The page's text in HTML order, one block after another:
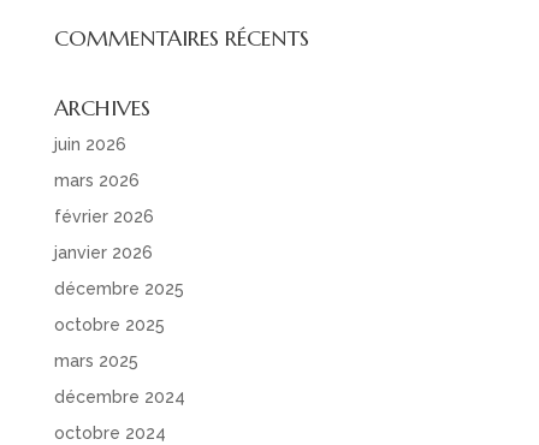
COMMENTAIRES RÉCENTS
ARCHIVES
juin 2026
mars 2026
février 2026
janvier 2026
décembre 2025
octobre 2025
mars 2025
décembre 2024
octobre 2024